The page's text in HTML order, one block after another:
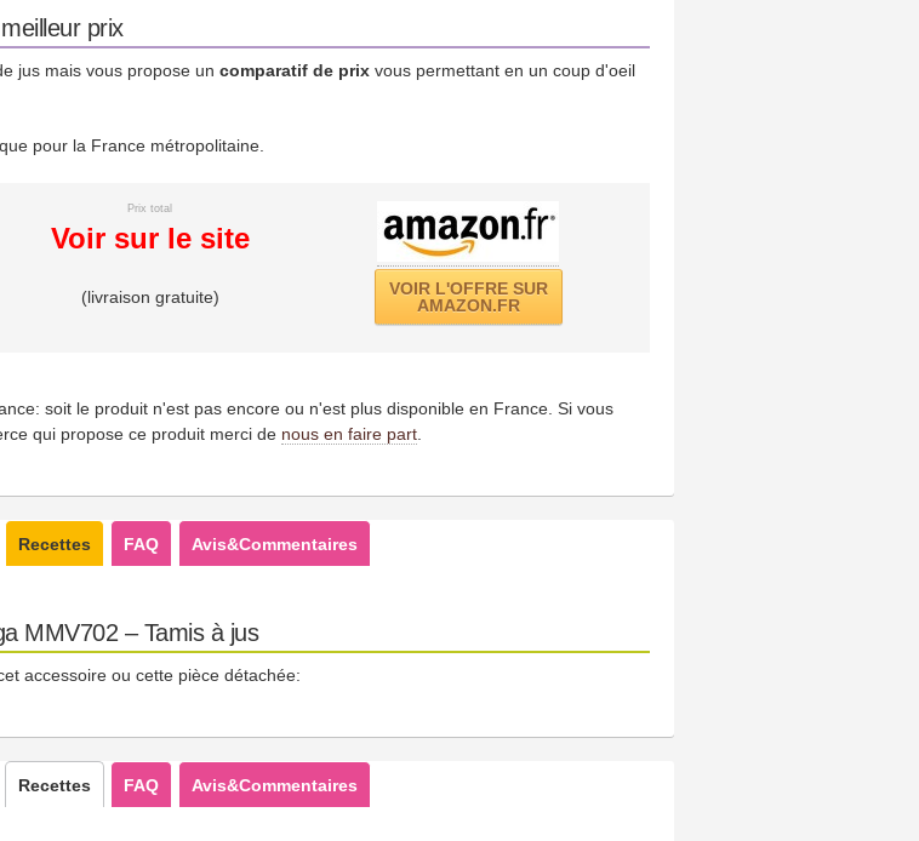
prix
jus mais vous propose un comparatif de prix vous permettant en un coup d'oeil
pour la France métropolitaine.
Prix total
Voir sur le site
(livraison gratuite)
VOIR L'OFFRE SUR
AMAZON.FR
soit le produit n'est pas encore ou n'est plus disponible en France. Si vous
qui propose ce produit merci de nous en faire part
Recettes FAQ Avis&Commentaires
MMV702 – Tamis à jus
accessoire ou cette pièce détachée:
Recettes FAQ Avis&Commentaires